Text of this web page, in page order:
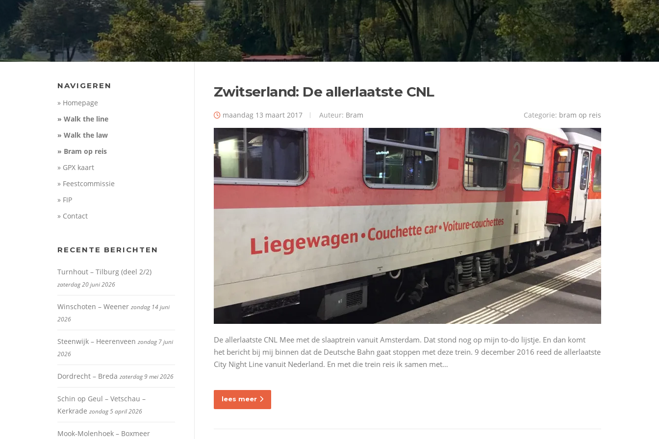
Zwitserland: De allerlaatste CNL
maandag 13 maart 2017 Auteur: Bram Categorie: bram op reis
De allerlaatste CNL Mee met de slaaptrein vanuit Amsterdam. Dat stond nog op mijn to-do lijstje. En dan komt
het bericht bij mij binnen dat de Deutsche Bahn gaat stoppen met deze trein. 9 december 2016 reed de allerlaatste
City Night Line vanuit Nederland. En met die trein reis ik samen met…
lees meer
NAVIGEREN
» Homepage
» Walk the line
» Walk the law
» Bram op reis
» GPX kaart
» Feestcommissie
» FIP
» Contact
RECENTE BERICHTEN
Turnhout – Tilburg (deel 2/2)
zaterdag 20 juni 2026
Winschoten – Weener zondag 14 juni
2026
Steenwijk – Heerenveen zondag 7 juni
2026
Dordrecht – Breda zaterdag 9 mei 2026
Schin op Geul – Vetschau –
Kerkrade zondag 5 april 2026
Mook-Molenhoek – Boxmeer